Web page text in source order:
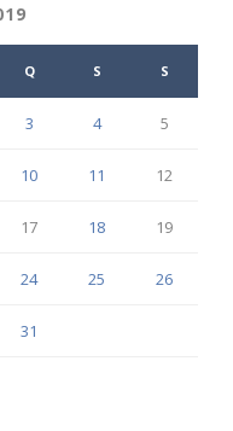
Q S S
3 4 5
10 11 12
17 18 19
24 25 26
31